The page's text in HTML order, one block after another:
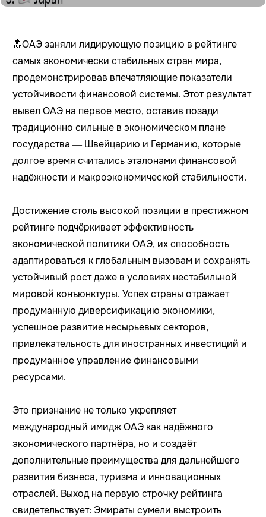
🔝ОАЭ заняли лидирующую позицию в рейтинге
самых экономически стабильных стран мира,
продемонстрировав впечатляющие показатели
устойчивости финансовой системы. Этот результат
вывел ОАЭ на первое место, оставив позади
традиционно сильные в экономическом плане
государства — Швейцарию и Германию, которые
долгое время считались эталонами финансовой
надёжности и макроэкономической стабильности.
Достижение столь высокой позиции в престижном
рейтинге подчёркивает эффективность
экономической политики ОАЭ, их способность
адаптироваться к глобальным вызовам и сохранять
устойчивый рост даже в условиях нестабильной
мировой конъюнктуры. Успех страны отражает
продуманную диверсификацию экономики,
успешное развитие несырьевых секторов,
привлекательность для иностранных инвестиций и
продуманное управление финансовыми
ресурсами.
Это признание не только укрепляет
международный имидж ОАЭ как надёжного
экономического партнёра, но и создаёт
дополнительные преимущества для дальнейшего
развития бизнеса, туризма и инновационных
отраслей. Выход на первую строчку рейтинга
свидетельствует: Эмираты сумели выстроить